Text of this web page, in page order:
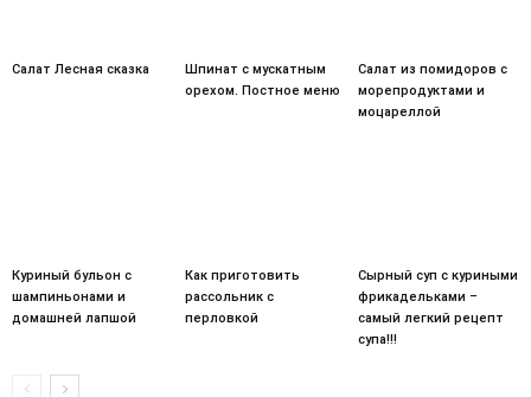
Салат Лесная сказка
Шпинат с мускатным
орехом. Постное меню
Салат из помидоров с
морепродуктами и
моцареллой
Куриный бульон с
шампиньонами и
домашней лапшой
Как приготовить
рассольник с
перловкой
Сырный суп с куриными
фрикадельками –
самый легкий рецепт
супа!!!